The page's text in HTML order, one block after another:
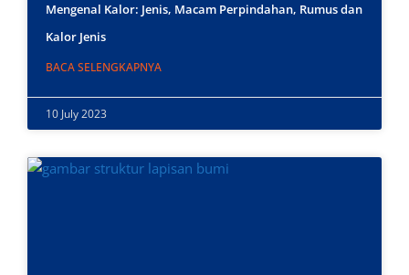
Mengenal Kalor: Jenis, Macam Perpindahan, Rumus dan
Kalor Jenis
BACA SELENGKAPNYA
10 July 2023